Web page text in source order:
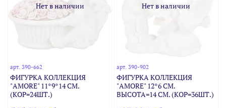
Нет в наличии
арт.390-662
ФИГУРКА КОЛЛЕКЦИЯ
"AMORE" 11*9*14 СМ.
(КОР=24ШТ.)
Нет в наличии
арт. 390-902
ФИГУРКА КОЛЛЕКЦИЯ
"AMORE" 12*6 СМ.
ВЫСОТА=14 СМ. (КОР=36ШТ.)